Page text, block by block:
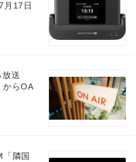
17日
送
らOA
「隣国